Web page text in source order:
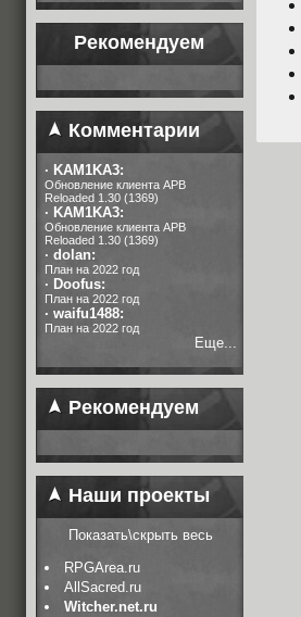
Рекомендуем
Комментарии
· KAM1KA3:
Обновление клиента APB
Reloaded 1.30 (1369)
· KAM1KA3:
Обновление клиента APB
Reloaded 1.30 (1369)
· dolan:
План на 2022 год
· Doofus:
План на 2022 год
· waifu1488:
План на 2022 год
Еще...
Рекомендуем
Наши проекты
Показать\скрыть весь
RPGArea.ru
AllSacred.ru
Witcher.net.ru